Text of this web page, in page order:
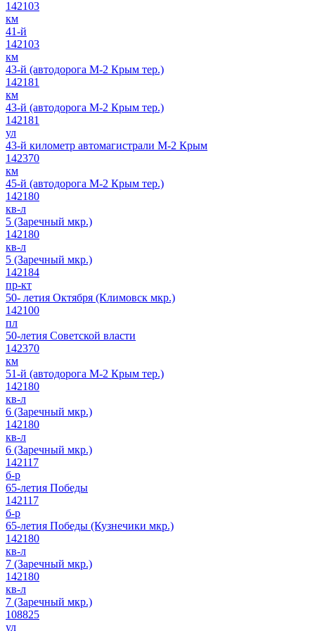
142103
км
41-й
142103
км
43-й (автодорога М-2 Крым тер.)
142181
км
43-й (автодорога М-2 Крым тер.)
142181
ул
43-й километр автомагистрали М-2 Крым
142370
км
45-й (автодорога М-2 Крым тер.)
142180
кв-л
5 (Заречный мкр.)
142180
кв-л
5 (Заречный мкр.)
142184
пр-кт
50- летия Октября (Климовск мкр.)
142100
пл
50-летия Советской власти
142370
км
51-й (автодорога М-2 Крым тер.)
142180
кв-л
6 (Заречный мкр.)
142180
кв-л
6 (Заречный мкр.)
142117
б-р
65-летия Победы
142117
б-р
65-летия Победы (Кузнечики мкр.)
142180
кв-л
7 (Заречный мкр.)
142180
кв-л
7 (Заречный мкр.)
108825
ул